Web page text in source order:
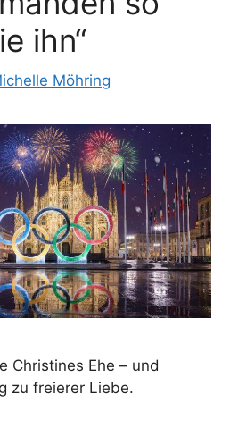
ihn“
Möhring
Christines Ehe – und
zu freierer Liebe.